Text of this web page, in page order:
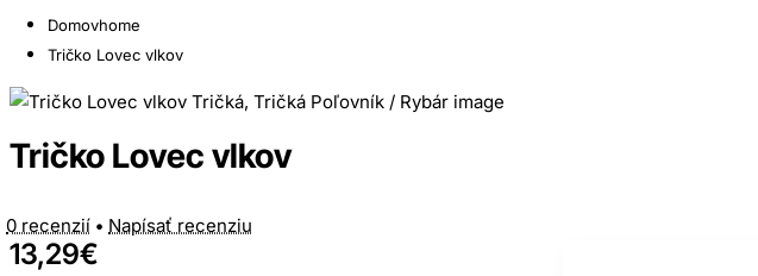
Domovhome
Tričko Lovec vlkov
Tričko Lovec vlkov
0 recenzií • Napísať recenziu
13,29€